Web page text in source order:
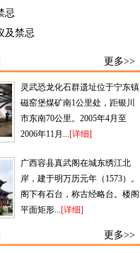
忌
及禁忌
更多>>
灵武恐龙化石群遗址位于宁东镇
磁窑堡煤矿南1公里处，距银川
市东南70公里。2005年4月至
2006年11月...[详细]
广西容县真武阁在城东绣江北
岸，建于明万历元年（1573）。
阁下有石台，称古经略台。楼阁
平面矩形...[详细]
更多>>